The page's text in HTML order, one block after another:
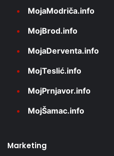
MojaModriča.info
MojBrod.info
MojaDerventa.info
MojTeslić.info
MojPrnjavor.info
MojŠamac.info
Marketing